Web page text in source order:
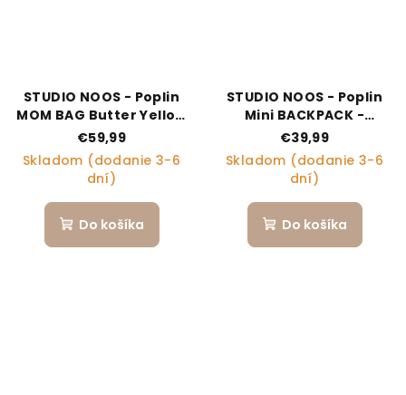
STUDIO NOOS - Poplin
MOM BAG Butter Yellow
Striped
€59,99
Skladom (dodanie 3-6
dní)
Do košíka
STUDIO NOOS - Poplin
Mini BACKPACK -
batůžek Butter Yellow
Striped
€39,99
Skladom (dodanie 3-6
dní)
Do košíka